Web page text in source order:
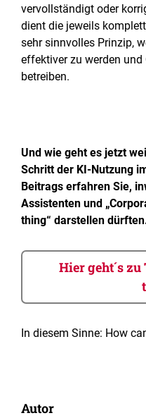
vervollständigt oder
dient die jeweils
sehr sinnvolles Prinzip,
effektiver zu werden
betreiben.
Und wie geht es jetzt
Schritt der KI-Nutzung
Beitrags erfahren Sie,
Assistenten und
thing“ darstellen
Hier geht´s
In diesem Sinne: How
Autor